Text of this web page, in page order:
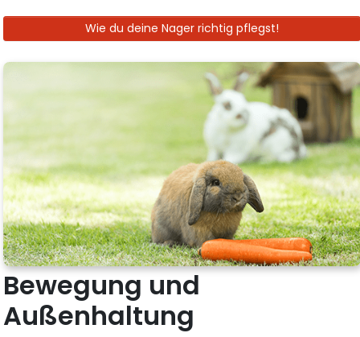
Wie du deine Nager richtig pflegst!
Bewegung und
Außenhaltung